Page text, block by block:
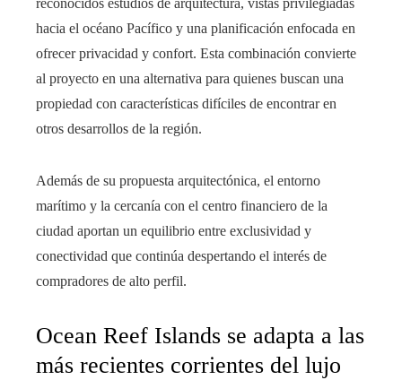
reconocidos estudios de arquitectura, vistas privilegiadas
hacia el océano Pacífico y una planificación enfocada en
ofrecer privacidad y confort. Esta combinación convierte
al proyecto en una alternativa para quienes buscan una
propiedad con características difíciles de encontrar en
otros desarrollos de la región.
Además de su propuesta arquitectónica, el entorno
marítimo y la cercanía con el centro financiero de la
ciudad aportan un equilibrio entre exclusividad y
conectividad que continúa despertando el interés de
compradores de alto perfil.
Ocean Reef Islands se adapta a las
más recientes corrientes del lujo